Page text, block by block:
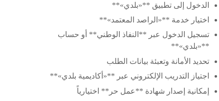
الدخول إلى تطبيق **«بلدي»**
اختيار خدمة **«الراصد المعتمد»**
تسجيل الدخول عبر **النفاذ الوطني** أو حساب
**«بلدي»**
تحديد الأمانة وتعبئة بيانات الطلب
اجتياز التدريب الإلكتروني عبر **«أكاديمية بلدي»**
إمكانية إصدار شهادة **عمل حر** اختيارياً